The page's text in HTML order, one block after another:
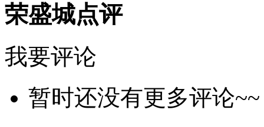
荣盛城点评
我要评论
暂时还没有更多评论~~